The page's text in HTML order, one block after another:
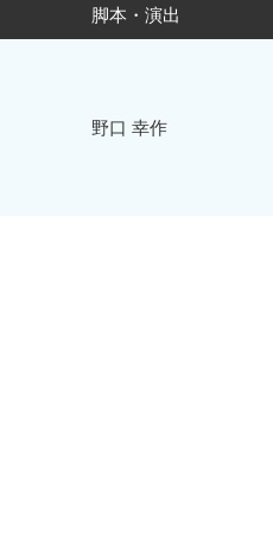
脚本・演出
野口 幸作